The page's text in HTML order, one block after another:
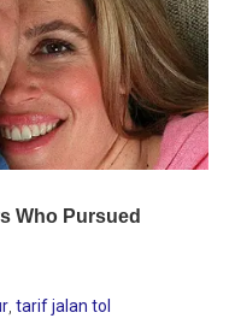
,tarif jalan tol